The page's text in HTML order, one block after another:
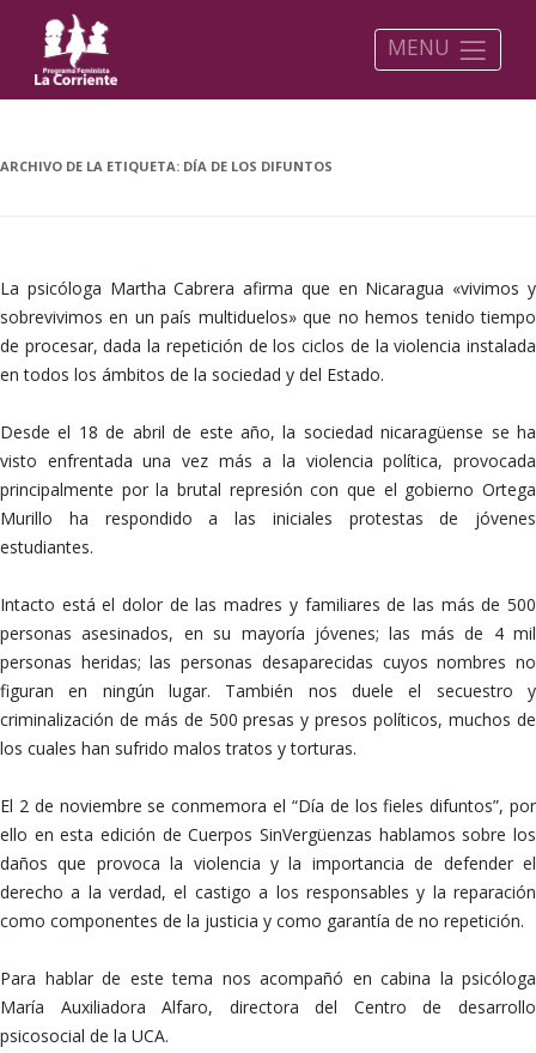
MENU
ARCHIVO DE LA ETIQUETA: DÍA DE LOS DIFUNTOS
La psicóloga Martha Cabrera afirma que en Nicaragua «vivimos y
sobrevivimos en un país multiduelos» que no hemos tenido tiempo
de procesar, dada la repetición de los ciclos de la violencia instalada
en todos los ámbitos de la sociedad y del Estado.
Desde el 18 de abril de este año, la sociedad nicaragüense se ha
visto enfrentada una vez más a la violencia política, provocada
principalmente por la brutal represión con que el gobierno Ortega
Murillo ha respondido a las iniciales protestas de jóvenes
estudiantes.
Intacto está el dolor de las madres y familiares de las más de 500
personas asesinados, en su mayoría jóvenes; las más de 4 mil
personas heridas; las personas desaparecidas cuyos nombres no
figuran en ningún lugar. También nos duele el secuestro y
criminalización de más de 500 presas y presos políticos, muchos de
los cuales han sufrido malos tratos y torturas.
El 2 de noviembre se conmemora el “Día de los fieles difuntos”, por
ello en esta edición de Cuerpos SinVergüenzas hablamos sobre los
daños que provoca la violencia y la importancia de defender el
derecho a la verdad, el castigo a los responsables y la reparación
como componentes de la justicia y como garantía de no repetición.
Para hablar de este tema nos acompañó en cabina la psicóloga
María Auxiliadora Alfaro, directora del Centro de desarrollo
psicosocial de la UCA.